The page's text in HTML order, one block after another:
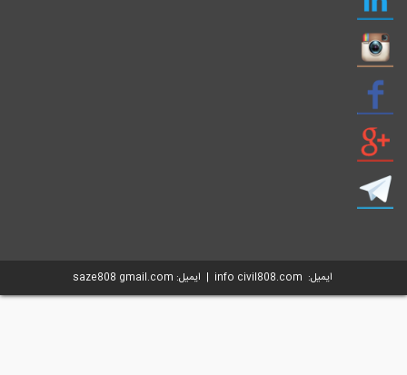
ایمیل: info civil808.com | ایمیل: saze808 gmail.com